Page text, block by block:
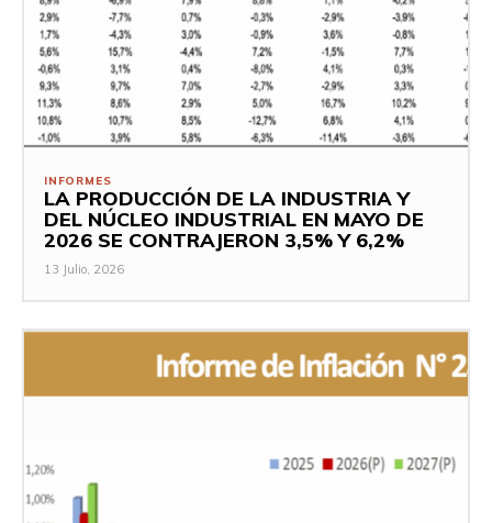
INFORMES
LA PRODUCCIÓN DE LA INDUSTRIA Y
DEL NÚCLEO INDUSTRIAL EN MAYO DE
2026 SE CONTRAJERON 3,5% Y 6,2%
13 Julio, 2026